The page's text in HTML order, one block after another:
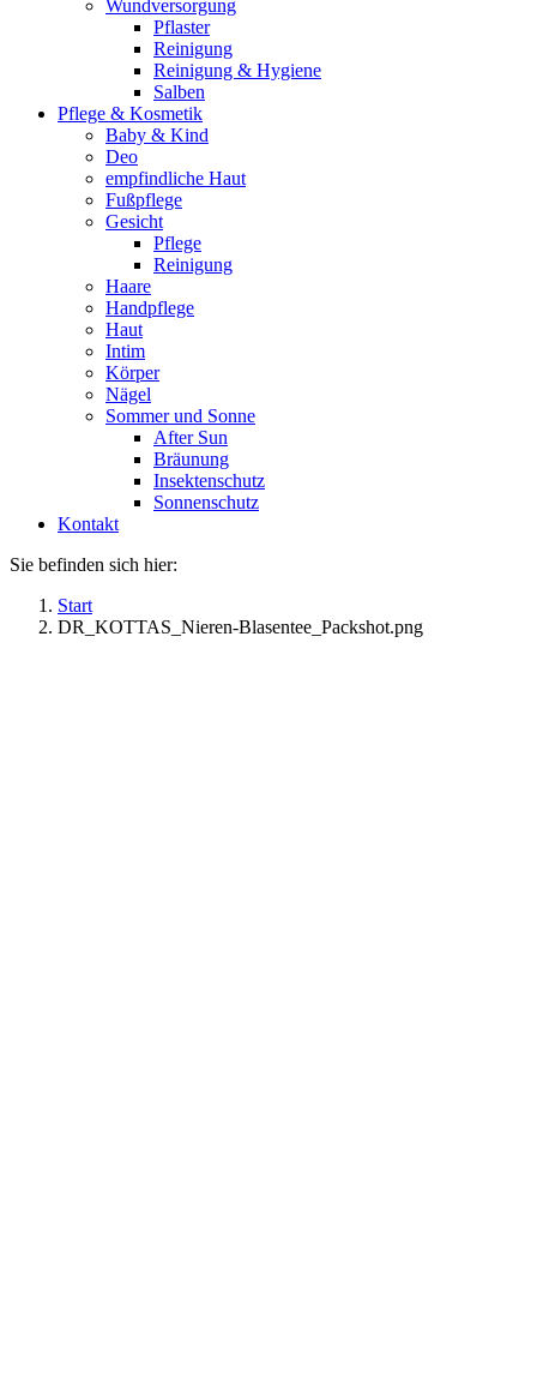
Wundversorgung
Pflaster
Reinigung
Reinigung & Hygiene
Salben
Pflege & Kosmetik
Baby & Kind
Deo
empfindliche Haut
Fußpflege
Gesicht
Pflege
Reinigung
Haare
Handpflege
Haut
Intim
Körper
Nägel
Sommer und Sonne
After Sun
Bräunung
Insektenschutz
Sonnenschutz
Kontakt
Sie befinden sich hier:
Start
DR_KOTTAS_Nieren-Blasentee_Packshot.png